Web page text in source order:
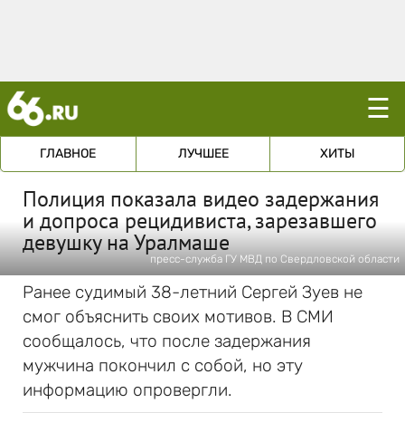
☰
ГЛАВНОЕ ЛУЧШЕЕ ХИТЫ
Полиция показала видео задержания
и допроса рецидивиста, зарезавшего
девушку на Уралмаше
пресс-служба ГУ МВД по Свердловской области
Ранее судимый 38-летний Сергей Зуев не
смог объяснить своих мотивов. В СМИ
сообщалось, что после задержания
мужчина покончил с собой, но эту
информацию опровергли.